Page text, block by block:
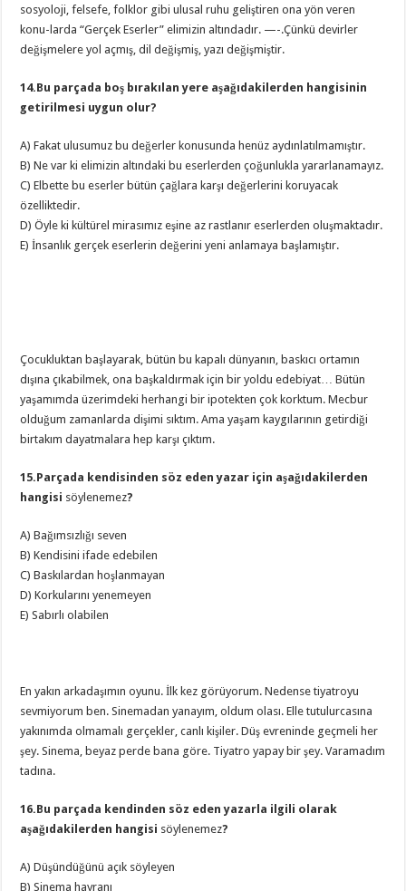
sosyoloji, felsefe, folklor gibi ulusal ruhu geliştiren ona yön veren
konu-larda “Gerçek Eserler” elimizin altındadır. —-.Çünkü devirler
değişmelere yol açmış, dil değişmiş, yazı değişmiştir.
14.Bu parçada boş bırakılan yere aşağıdakilerden hangisinin
getirilmesi uygun olur?
A) Fakat ulusumuz bu değerler konusunda henüz aydınlatılmamıştır.
B) Ne var ki elimizin altındaki bu eserlerden çoğunlukla yararlanamayız.
C) Elbette bu eserler bütün çağlara karşı değerlerini koruyacak
özelliktedir.
D) Öyle ki kültürel mirasımız eşine az rastlanır eserlerden oluşmaktadır.
E) İnsanlık gerçek eserlerin değerini yeni anlamaya başlamıştır.
Çocukluktan başlayarak, bütün bu kapalı dünyanın, baskıcı ortamın
dışına çıkabilmek, ona başkaldırmak için bir yoldu edebiyat… Bütün
yaşamımda üzerimdeki herhangi bir ipotekten çok korktum. Mecbur
olduğum zamanlarda dişimi sıktım. Ama yaşam kaygılarının getirdiği
birtakım dayatmalara hep karşı çıktım.
15.Parçada kendisinden söz eden yazar için aşağıdakilerden
hangisi söylenemez?
A) Bağımsızlığı seven
B) Kendisini ifade edebilen
C) Baskılardan hoşlanmayan
D) Korkularını yenemeyen
E) Sabırlı olabilen
En yakın arkadaşımın oyunu. İlk kez görüyorum. Nedense tiyatroyu
sevmiyorum ben. Sinemadan yanayım, oldum olası. Elle tutulurcasına
yakınımda olmamalı gerçekler, canlı kişiler. Düş evreninde geçmeli her
şey. Sinema, beyaz perde bana göre. Tiyatro yapay bir şey. Varamadım
tadına.
16.Bu parçada kendinden söz eden yazarla ilgili olarak
aşağıdakilerden hangisi söylenemez?
A) Düşündüğünü açık söyleyen
B) Sinema hayranı